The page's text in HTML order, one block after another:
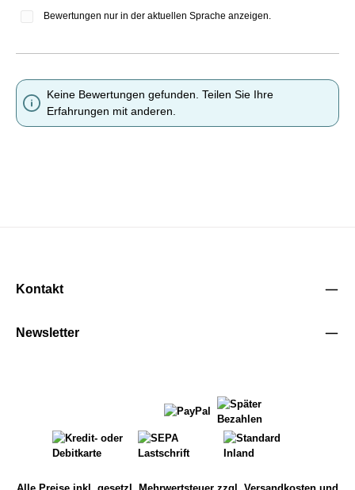
Bewertungen nur in der aktuellen Sprache anzeigen.
Keine Bewertungen gefunden. Teilen Sie Ihre
Erfahrungen mit anderen.
Kontakt
Newsletter